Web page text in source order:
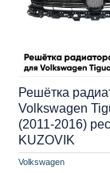
Volkswagen
Решётка
Volkswagen
(2011-2016)
KUZOVIK